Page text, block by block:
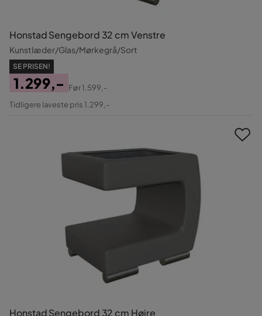
Honstad Sengebord 32 cm Venstre
Kunstlæder/Glas/Mørkegrå/Sort
SE PRISEN!
Pris
1.299,-
Original
Før1.599,-
Tidligere laveste pris 1.299,-
Honstad Sengebord 32 cm Højre